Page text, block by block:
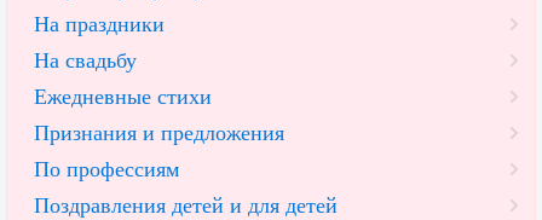
На праздники
На свадьбу
Ежедневные стихи
Признания и предложения
По профессиям
Поздравления детей и для детей